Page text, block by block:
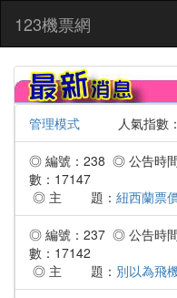
123機票網
管理模式 人氣指數：
◎ 編號：238 ◎ 公告時
數：17147
◎ 主 題： 紐西蘭票
◎ 編號：237 ◎ 公告時
數：17142
◎ 主 題： 別以為飛